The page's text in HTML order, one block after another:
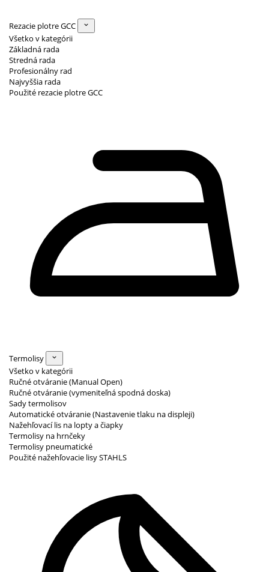
Rezacie plotre GCC
Všetko v kategórii
Základná rada
Stredná rada
Profesionálny rad
Najvyššia rada
Použité rezacie plotre GCC
Termolisy
Všetko v kategórii
Ručné otváranie (Manual Open)
Ručné otváranie (vymeniteľná spodná doska)
Sady termolisov
Automatické otváranie (Nastavenie tlaku na displeji)
Nažehľovací lis na lopty a čiapky
Termolisy na hrnčeky
Termolisy pneumatické
Použité nažehľovacie lisy STAHLS